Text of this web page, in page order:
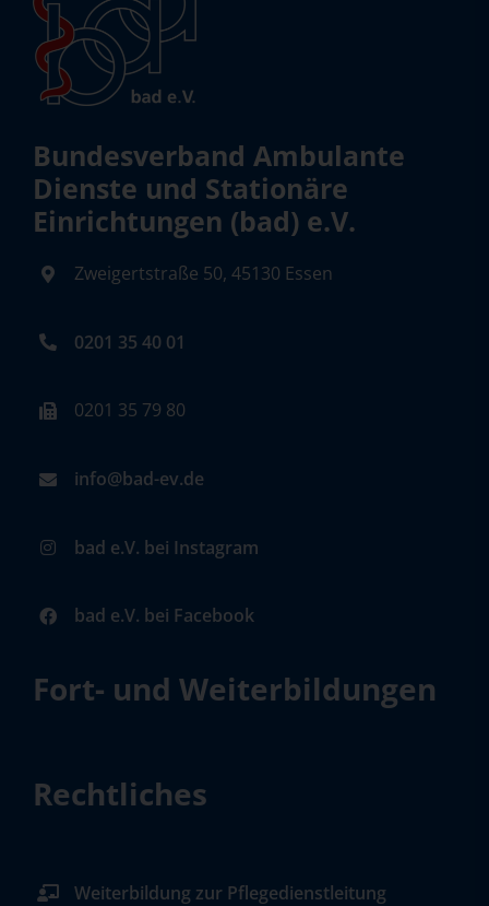
Bundesverband Ambulante
Dienste und Stationäre
Einrichtungen (bad) e.V.
Zweigertstraße 50, 45130 Essen
0201 35 40 01
0201 35 79 80
info@bad-ev.de
bad e.V. bei Instagram
bad e.V. bei Facebook
Fort- und Weiterbildungen
Rechtliches
Weiterbildung zur Pflegedienstleitung